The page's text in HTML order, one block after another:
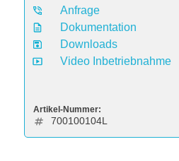
Anfrage
Dokumentation
Downloads
Video Inbetriebnahme
Artikel-Nummer:
700100104L